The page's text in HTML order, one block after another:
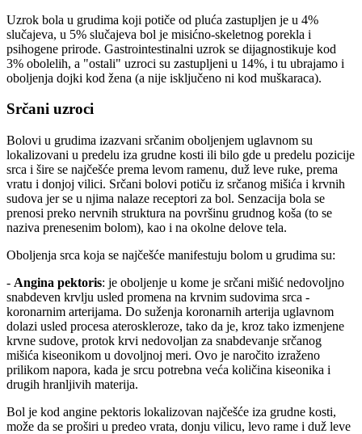
Uzrok bola u grudima koji potiče od pluća zastupljen je u 4%
slučajeva, u 5% slučajeva bol je misićno-skeletnog porekla i
psihogene prirode. Gastrointestinalni uzrok se dijagnostikuje kod
3% obolelih, a "ostali" uzroci su zastupljeni u 14%, i tu ubrajamo i
oboljenja dojki kod žena (a nije isključeno ni kod muškaraca).
Srčani uzroci
Bolovi u grudima izazvani srčanim oboljenjem uglavnom su
lokalizovani u predelu iza grudne kosti ili bilo gde u predelu pozicije
srca i šire se najčešće prema levom ramenu, duž leve ruke, prema
vratu i donjoj vilici. Srčani bolovi potiču iz srčanog mišića i krvnih
sudova jer se u njima nalaze receptori za bol. Senzacija bola se
prenosi preko nervnih struktura na površinu grudnog koša (to se
naziva prenesenim bolom), kao i na okolne delove tela.
Oboljenja srca koja se najčešće manifestuju bolom u grudima su:
- Angina pektoris: je oboljenje u kome je srčani mišić nedovoljno
snabdeven krvlju usled promena na krvnim sudovima srca -
koronarnim arterijama. Do suženja koronarnih arterija uglavnom
dolazi usled procesa ateroskleroze, tako da je, kroz tako izmenjene
krvne sudove, protok krvi nedovoljan za snabdevanje srčanog
mišića kiseonikom u dovoljnoj meri. Ovo je naročito izraženo
prilikom napora, kada je srcu potrebna veća količina kiseonika i
drugih hranljivih materija.
Bol je kod angine pektoris lokalizovan najčešće iza grudne kosti,
može da se proširi u predeo vrata, donju vilicu, levo rame i duž leve